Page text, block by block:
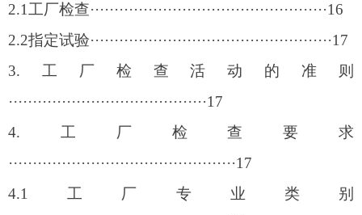
2.1 工厂检查·················································16
2.2指定试验··················································17
3. 工厂检查活动的准则
·········································17
4. 工厂检查要求
···············································17
4.1
工厂专业类别